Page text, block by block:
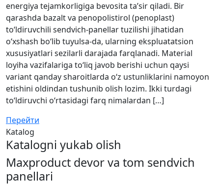
energiya tejamkorligiga bevosita ta’sir qiladi. Bir
qarashda bazalt va penopolistirol (penoplast)
to‘ldiruvchili sendvich-panellar tuzilishi jihatidan
o‘xshash bo‘lib tuyulsa-da, ularning ekspluatatsion
xususiyatlari sezilarli darajada farqlanadi. Material
loyiha vazifalariga to‘liq javob berishi uchun qaysi
variant qanday sharoitlarda o‘z ustunliklarini namoyon
etishini oldindan tushunib olish lozim. Ikki turdagi
to‘ldiruvchi o‘rtasidagi farq nimalardan […]
Перейти
Katalog
Katalogni yukab olish
Maxproduct devor va tom sendvich
panellari